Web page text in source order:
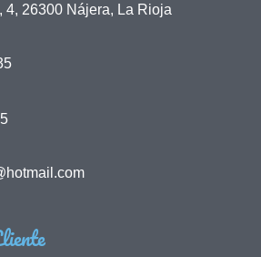
4, 26300 Nájera, La Rioja